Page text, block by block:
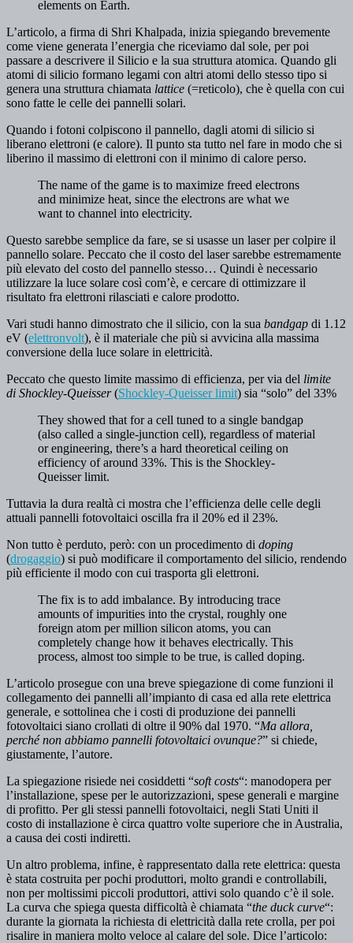
elements on Earth.
L’articolo, a firma di Shri Khalpada, inizia spiegando brevemente
come viene generata l’energia che riceviamo dal sole, per poi
passare a descrivere il Silicio e la sua struttura atomica. Quando gli
atomi di silicio formano legami con altri atomi dello stesso tipo si
genera una struttura chiamata lattice (=reticolo), che è quella con cui
sono fatte le celle dei pannelli solari.
Quando i fotoni colpiscono il pannello, dagli atomi di silicio si
liberano elettroni (e calore). Il punto sta tutto nel fare in modo che si
liberino il massimo di elettroni con il minimo di calore perso.
The name of the game is to maximize freed electrons
and minimize heat, since the electrons are what we
want to channel into electricity.
Questo sarebbe semplice da fare, se si usasse un laser per colpire il
pannello solare. Peccato che il costo del laser sarebbe estremamente
più elevato del costo del pannello stesso… Quindi è necessario
utilizzare la luce solare così com’è, e cercare di ottimizzare il
risultato fra elettroni rilasciati e calore prodotto.
Vari studi hanno dimostrato che il silicio, con la sua bandgap di 1.12
eV (elettronvolt), è il materiale che più si avvicina alla massima
conversione della luce solare in elettricità.
Peccato che questo limite massimo di efficienza, per via del limite
di Shockley-Queisser(Shockley-Queisser limit) sia “solo” del 33%
They showed that for a cell tuned to a single bandgap
(also called a single-junction cell), regardless of material
or engineering, there’s a hard theoretical ceiling on
efficiency of around 33%. This is the Shockley-
Queisser limit.
Tuttavia la dura realtà ci mostra che l’efficienza delle celle degli
attuali pannelli fotovoltaici oscilla fra il 20% ed il 23%.
Non tutto è perduto, però: con un procedimento di doping
(drogaggio) si può modificare il comportamento del silicio, rendendo
più efficiente il modo con cui trasporta gli elettroni.
The fix is to add imbalance. By introducing trace
amounts of impurities into the crystal, roughly one
foreign atom per million silicon atoms, you can
completely change how it behaves electrically. This
process, almost too simple to be true, is called doping.
L’articolo prosegue con una breve spiegazione di come funzioni il
collegamento dei pannelli all’impianto di casa ed alla rete elettrica
generale, e sottolinea che i costi di produzione dei pannelli
fotovoltaici siano crollati di oltre il 90% dal 1970. “Ma allora,
perché non abbiamo pannelli fotovoltaici ovunque?” si chiede,
giustamente, l’autore.
La spiegazione risiede nei cosiddetti “soft costs“: manodopera per
l’installazione, spese per le autorizzazioni, spese generali e margine
di profitto. Per gli stessi pannelli fotovoltaici, negli Stati Uniti il
costo di installazione è circa quattro volte superiore che in Australia,
a causa dei costi indiretti.
Un altro problema, infine, è rappresentato dalla rete elettrica: questa
è stata costruita per pochi produttori, molto grandi e controllabili,
non per moltissimi piccoli produttori, attivi solo quando c’è il sole.
La curva che spiega questa difficoltà è chiamata “the duck curve“:
durante la giornata la richiesta di elettricità dalla rete crolla, per poi
risalire in maniera molto veloce al calare del sole. Dice l’articolo: